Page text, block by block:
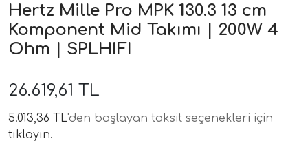
Hertz Mille Pro MPK 130.3 13 cm
Komponent Mid Takımı | 200W 4
Ohm | SPLHIFI
26.619,61 TL
5.013,36 TL'den başlayan taksit seçenekleri için
tıklayın.